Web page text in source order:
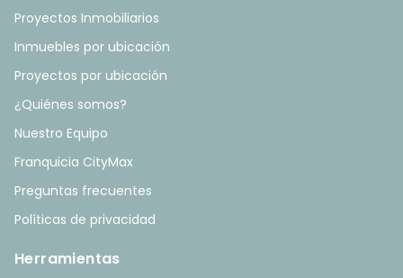
Proyectos Inmobiliarios
Inmuebles por ubicación
Proyectos por ubicación
¿Quiénes somos?
Nuestro Equipo
Franquicia CityMax
Preguntas frecuentes
Políticas de privacidad
Herramientas